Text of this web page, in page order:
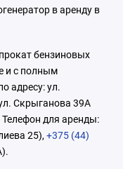
в аренду в
бензиновых
и с полным
адресу: ул.
Скрыганова 39А
для аренды:
25), +375 (44)